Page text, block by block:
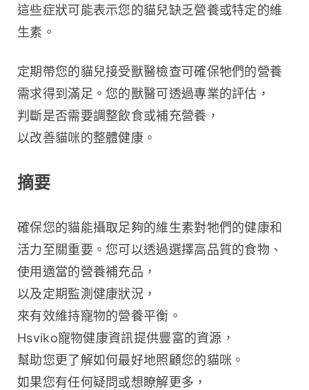
這些症狀可能表示您的貓兒缺乏營養或特定的維
生素。
定期帶您的貓兒接受獸醫檢查可確保牠們的營養
需求得到滿足。您的獸醫可透過專業的評估，
判斷是否需要調整飲食或補充營養，
以改善貓咪的整體健康。
摘要
確保您的貓能攝取足夠的維生素對牠們的健康和
活力至關重要。您可以透過選擇高品質的食物、
使用適當的營養補充品，
以及定期監測健康狀況，
來有效維持寵物的營養平衡。
Hsviko寵物健康資訊提供豐富的資源，
幫助您更了解如何最好地照顧您的貓咪。
如果您有任何疑問或想瞭解更多，